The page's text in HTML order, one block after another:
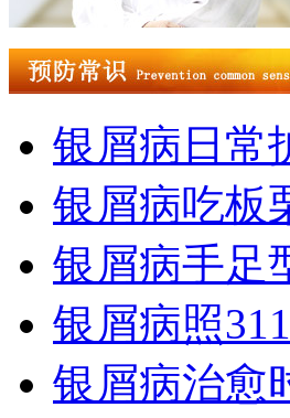
银屑病日常
银屑病吃板
银屑病手足
银屑病照
银屑病治愈